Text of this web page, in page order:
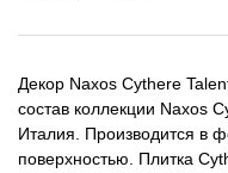
Декор Naxos Cythere
состав коллекции Naxos
Италия. Производится в
поверхностью. Плитка